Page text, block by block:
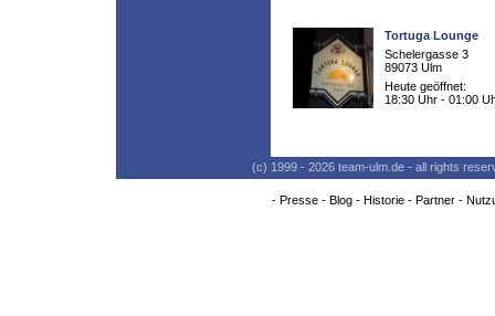
Tortuga Lounge
Schelergasse 3
89073 Ulm
Heute geöffnet:
18:30 Uhr - 01:00
(c) 1999 - 2026 team-ulm.de - all rights
- Presse- Blog- Historie- Partner-